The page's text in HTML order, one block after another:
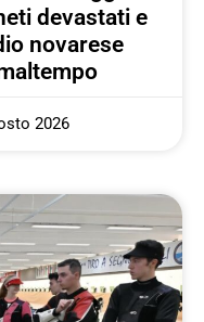
devastati e
novarese
2026